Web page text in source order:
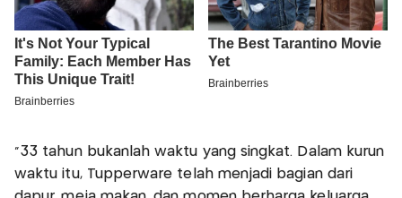
"33 tahun bukanlah waktu yang singkat. Dalam kurun
waktu itu, Tupperware telah menjadi bagian dari